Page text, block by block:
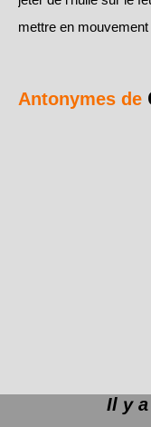
mettre en mouvement
Antonymes de
Il y